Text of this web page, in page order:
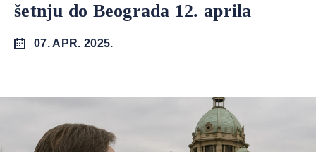
šetnju do Beograda 12. aprila
07. APR. 2025.